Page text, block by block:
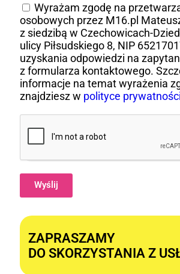
Wyrażam zgodę na
osobowych przez M16.pl
z siedzibą w Czechowicach-
ulicy Piłsudskiego 8, NIP
uzyskania odpowiedzi na
z formularza kontaktowego.
informacje na temat wyrażenia
znajdziesz w polityce prywatności
Wyślij
ZAPRASZAMY
DO SKORZYSTANIA Z